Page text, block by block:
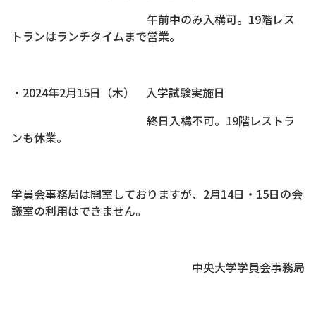
午前中のみ入構可。19階レス
トランはランチタイムまで営業。
・2024年2月15日（木） 入学試験実施日
終日入構不可。19階レストラ
ンも休業。
学員会事務局は開室しておりますが、2月14日・15日の会
議室の利用はできません。
中央大学学員会事務局